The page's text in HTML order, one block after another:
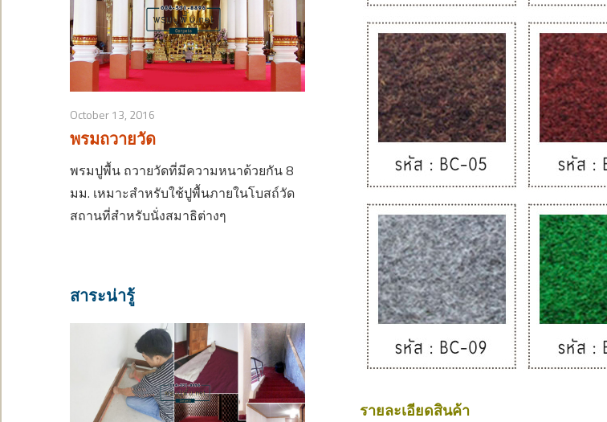
รายละเอียดสินค้า
October 13, 2016
พรมถวายวัด
พรมปูพื้น ถวายวัดที่มีความหนาด้วยกัน 8
มม. เหมาะสำหรับใช้ปูพื้นภายในโบสถ์วัด
สถานที่สำหรับนั่งสมาธิต่างๆ
สาระน่ารู้